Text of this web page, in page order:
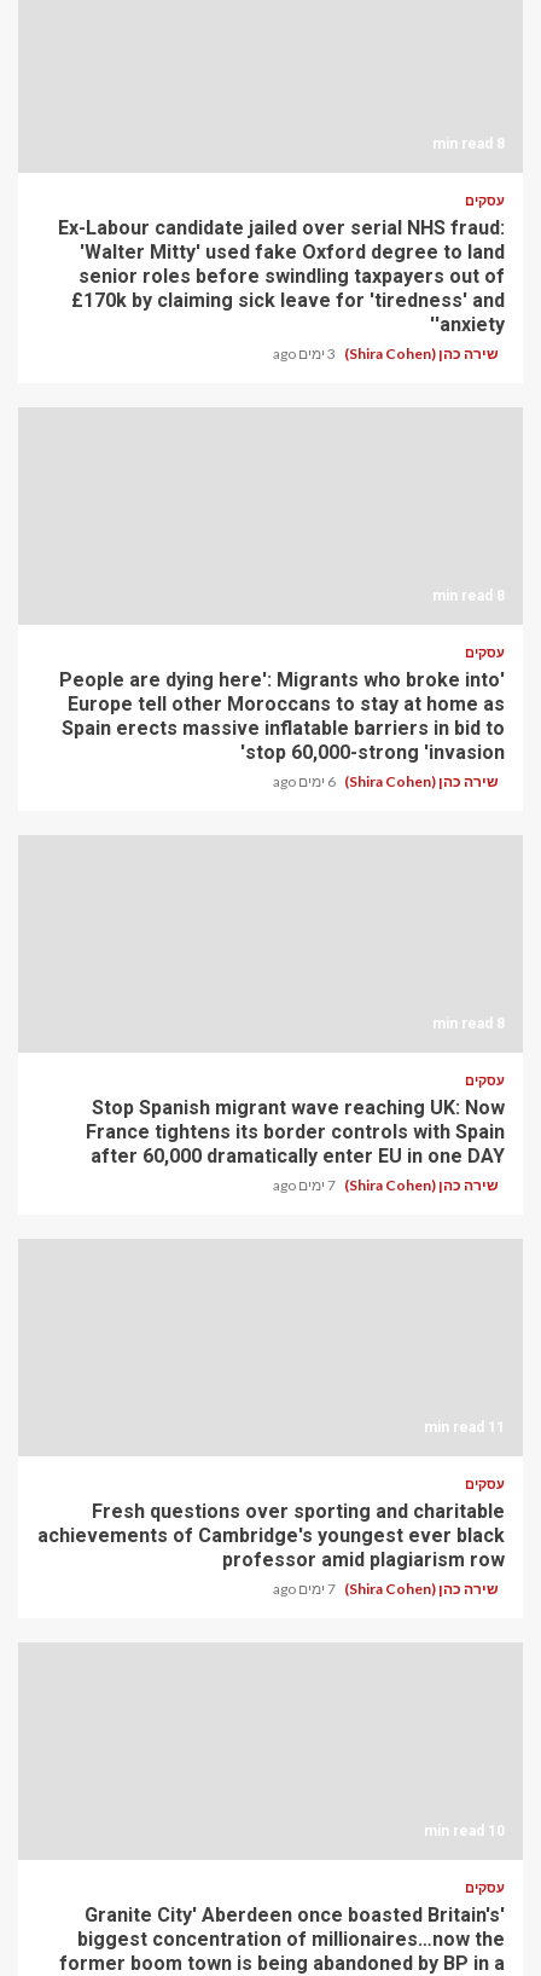
8 min read
עסקים
Ex-Labour candidate jailed over serial NHS fraud:
'Walter Mitty' used fake Oxford degree to land
senior roles before swindling taxpayers out of
£170k by claiming sick leave for 'tiredness' and
'anxiety'
שירה כהן (Shira Cohen) 3 ימים ago
8 min read
עסקים
'People are dying here': Migrants who broke into
Europe tell other Moroccans to stay at home as
Spain erects massive inflatable barriers in bid to
stop 60,000-strong 'invasion'
שירה כהן (Shira Cohen) 6 ימים ago
8 min read
עסקים
Stop Spanish migrant wave reaching UK: Now
France tightens its border controls with Spain
after 60,000 dramatically enter EU in one DAY
שירה כהן (Shira Cohen) 7 ימים ago
11 min read
עסקים
Fresh questions over sporting and charitable
achievements of Cambridge's youngest ever black
professor amid plagiarism row
שירה כהן (Shira Cohen) 7 ימים ago
10 min read
עסקים
'Granite City' Aberdeen once boasted Britain's
biggest concentration of millionaires…now the
former boom town is being abandoned by BP in a